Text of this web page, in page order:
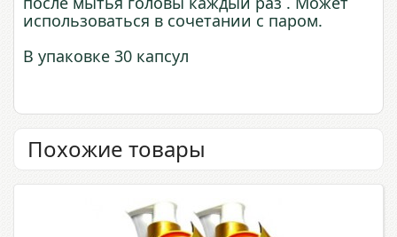
использоваться в сочетании с паром.
В упаковке 30 капсул
Похожие товары